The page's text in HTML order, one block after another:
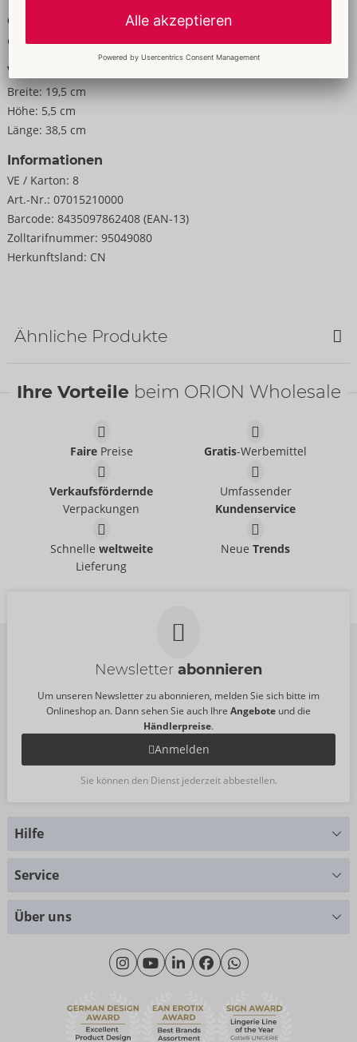
Größe
Gewicht: 605 g
Verpackung
Breite: 19,5 cm
Höhe: 5,5 cm
Länge: 38,5 cm
Informationen
VE / Karton: 8
Art.-Nr.: 07015210000
Barcode: 8435097862408 (EAN-13)
Zolltarifnummer: 95049080
Herkunftsland: CN
Ähnliche Produkte
MadWish Pro Party
Flirty or Dirty Seconds
Ihre Vorteile beim ORION Wholesale
FairePreise Gratis-Werbemittel
Verkaufsfördernde
Verpackungen
Umfassender
Kundenservice
Schnelle weltweite
Lieferung
NeueTrends
Newsletter abonnieren
Um unseren Newsletter zu abonnieren, melden Sie sich bitte im
Onlineshop an. Dann sehen Sie auch Ihre Angebote und die
Händlerpreise.
Anmelden
Sie können den Dienst jederzeit abbestellen.
Hilfe
Montag - Donnerstag: 09:00 - 16:00 Uhr
Freitag: 09:00 - 15:00 Uhr
Kontakt
Häufige Fragen
Service
Über uns
Wir über uns
Nachhaltigkeit
eroFame